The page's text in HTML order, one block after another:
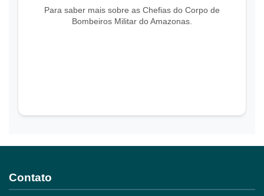
Para saber mais sobre as Chefias do Corpo de
Bombeiros Militar do Amazonas.
Contato